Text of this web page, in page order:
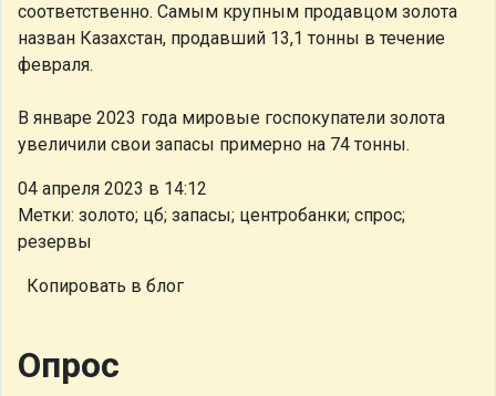
соответственно. Самым крупным продавцом золота
назван Казахстан, продавший 13,1 тонны в течение
февраля.
В январе 2023 года мировые госпокупатели золота
увеличили свои запасы примерно на 74 тонны.
04 апреля 2023 в 14:12
Метки: золото; цб; запасы; центробанки; спрос;
резервы
Копировать в блог
Опрос